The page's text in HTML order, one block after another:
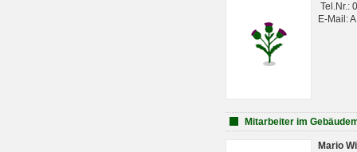
Tel.Nr.:
E-Mail:
Mitarbeiter im
Mario